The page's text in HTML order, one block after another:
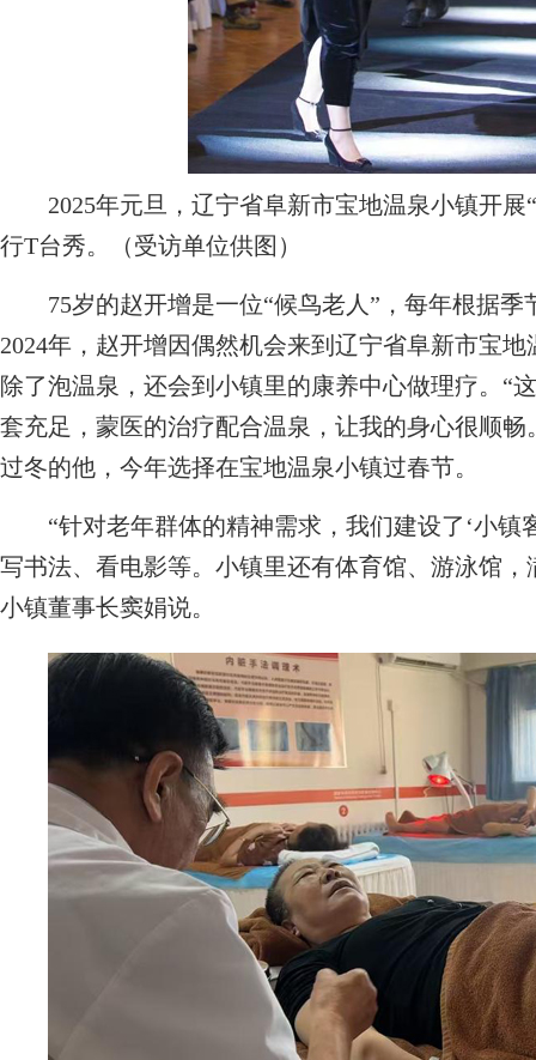
2025年元旦，辽宁省阜新市宝地温泉小镇开展
行T台秀。（受访单位供图）
75岁的赵开增是一位“候鸟老人”，每年根据季
2024年，赵开增因偶然机会来到辽宁省阜新市宝
除了泡温泉，还会到小镇里的康养中心做理疗。“
套充足，蒙医的治疗配合温泉，让我的身心很顺
过冬的他，今年选择在宝地温泉小镇过春节。
“针对老年群体的精神需求，我们建设了‘小镇
写书法、看电影等。小镇里还有体育馆、游泳馆
小镇董事长窦娟说。